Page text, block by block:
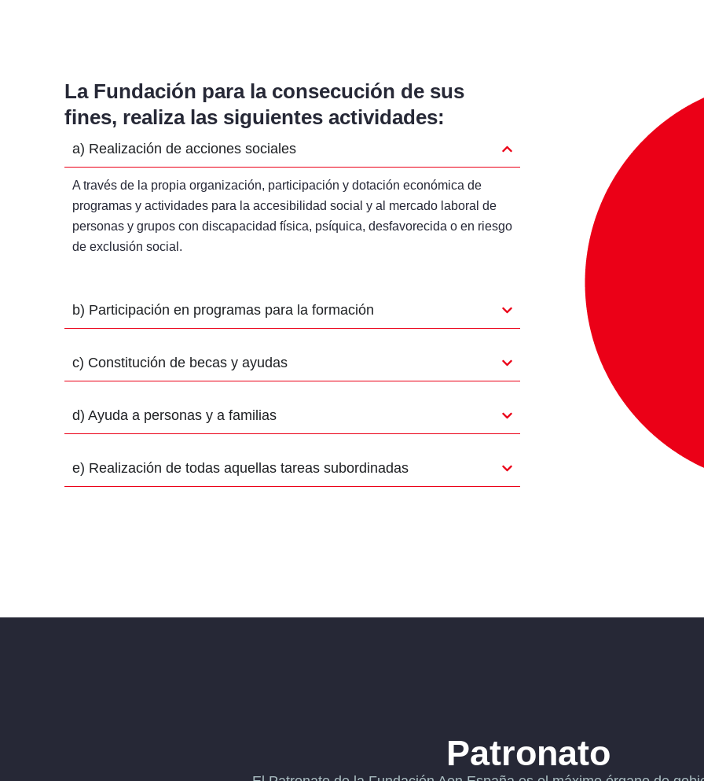
La Fundación para la consecución de sus
fines, realiza las siguientes actividades:
a) Realización de acciones sociales
A través de la propia organización, participación y dotación económica de
programas y actividades para la accesibilidad social y al mercado laboral de
personas y grupos con discapacidad física, psíquica, desfavorecida o en riesgo
de exclusión social.
b) Participación en programas para la formación
c) Constitución de becas y ayudas
d) Ayuda a personas y a familias
e) Realización de todas aquellas tareas subordinadas
Patronato